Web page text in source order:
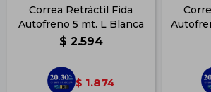
Correa Retráctil Fida
Autofreno 5 mt. L Blanca
$ 2.594
$ 1.874